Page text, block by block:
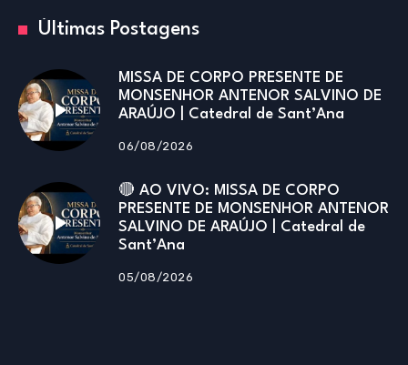
Últimas Postagens
MISSA DE CORPO PRESENTE DE
MONSENHOR ANTENOR SALVINO DE
ARAÚJO | Catedral de Sant’Ana
06/08/2026
🔴 AO VIVO: MISSA DE CORPO
PRESENTE DE MONSENHOR ANTENOR
SALVINO DE ARAÚJO | Catedral de
Sant’Ana
05/08/2026